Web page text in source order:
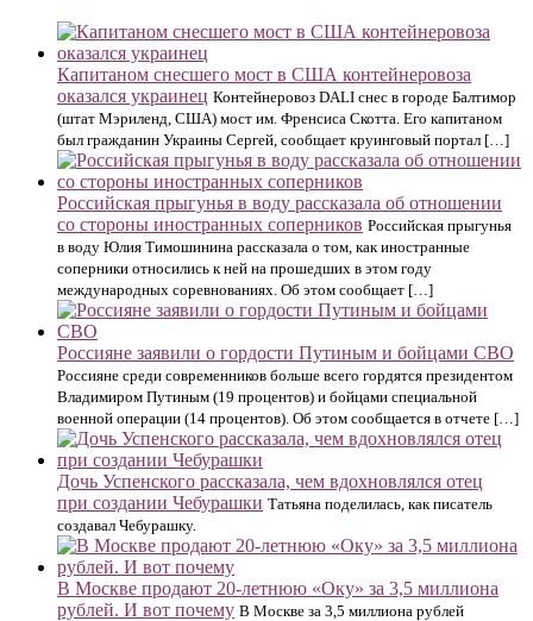
Капитаном снесшего мост в США контейнеровоза
оказался украинец Контейнеровоз DALI снес в городе Балтимор
(штат Мэриленд, США) мост им. Френсиса Скотта. Его капитаном
был гражданин Украины Сергей, сообщает круинговый портал […]
Российская прыгунья в воду рассказала об отношении
со стороны иностранных соперников Российская прыгунья
в воду Юлия Тимошинина рассказала о том, как иностранные
соперники относились к ней на прошедших в этом году
международных соревнованиях. Об этом сообщает […]
Россияне заявили о гордости Путиным и бойцами СВО
Россияне среди современников больше всего гордятся президентом
Владимиром Путиным (19 процентов) и бойцами специальной
военной операции (14 процентов). Об этом сообщается в отчете […]
Дочь Успенского рассказала, чем вдохновлялся отец
при создании Чебурашки Татьяна поделилась, как писатель
создавал Чебурашку.
В Москве продают 20-летнюю «Оку» за 3,5 миллиона
рублей. И вот почему В Москве за 3,5 миллиона рублей